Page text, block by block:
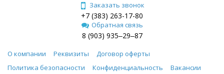
Заказать звонок
+7 (383) 263-17-80
Обратная связь
8 (903) 935‒29‒87
О компании Реквизиты
Договор оферты
Политика безопасности
Конфиденциальность
Вакансии